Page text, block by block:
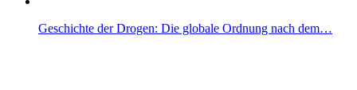
Geschichte der Drogen: Die globale Ordnung nach dem…